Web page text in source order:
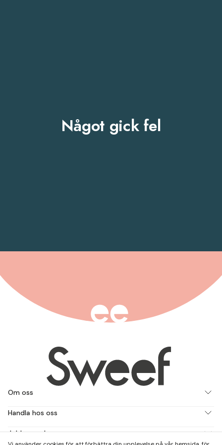
Något gick fel
Om oss
Handla hos oss
Jobba med oss